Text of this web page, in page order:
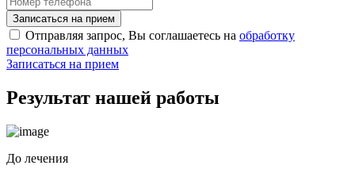
Записаться на прием
Отправляя запрос, Вы соглашаетесь на обработку
персональных данных
Записаться на прием
Результат нашей работы
До лечения